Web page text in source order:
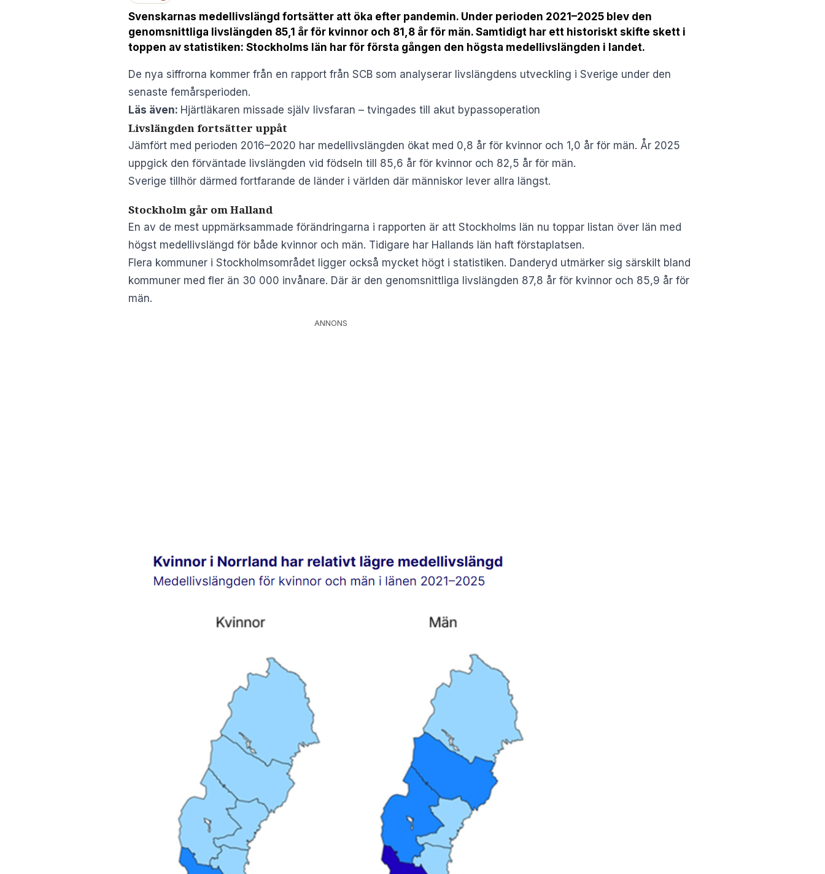
Svenskarnas medellivslängd fortsätter att öka efter pandemin. Under perioden 2021–2025 blev den
genomsnittliga livslängden 85,1 år för kvinnor och 81,8 år för män. Samtidigt har ett historiskt skifte skett i
toppen av statistiken: Stockholms län har för första gången den högsta medellivslängden i landet.
De nya siffrorna kommer från en rapport från SCB som analyserar livslängdens utveckling i Sverige under den
senaste femårsperioden.
Läs även: Hjärtläkaren missade själv livsfaran – tvingades till akut bypassoperation
Livslängden fortsätter uppåt
Jämfört med perioden 2016–2020 har medellivslängden ökat med 0,8 år för kvinnor och 1,0 år för män. År 2025
uppgick den förväntade livslängden vid födseln till 85,6 år för kvinnor och 82,5 år för män.
Sverige tillhör därmed fortfarande de länder i världen där människor lever allra längst.
Stockholm går om Halland
En av de mest uppmärksammade förändringarna i rapporten är att Stockholms län nu toppar listan över län med
högst medellivslängd för både kvinnor och män. Tidigare har Hallands län haft förstaplatsen.
Flera kommuner i Stockholmsområdet ligger också mycket högt i statistiken. Danderyd utmärker sig särskilt bland
kommuner med fler än 30 000 invånare. Där är den genomsnittliga livslängden 87,8 år för kvinnor och 85,9 år för
män.
ANNONS